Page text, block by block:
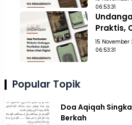
06:53:31
Praktis,
15 November
06:53:31
Popular Topik
Doa Aqiqah
Berkah